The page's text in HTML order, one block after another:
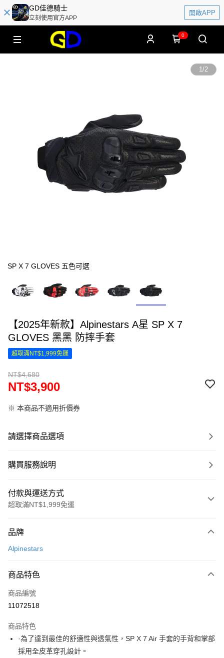
GD佳德騎士
立刻使用官方APP
開啟APP
0
1/2
SP X 7 GLOVES 五色可選
【2025年新款】Alpinestars A星 SP X 7
GLOVES 黑黑 防摔手套
超取滿NT$1,999免運
NT$4,680
NT$3,900
※ 本商品不適用折價券
請選擇商品選項
購買服務說明
付款與運送方式
超取滿NT$1,999免運
信用卡一次付款
3 期 0 利率 每期
合作金庫商業銀行
上海商業儲蓄銀行
臺灣中小企業銀行
匯豐（台灣）商業銀行
華泰商業銀行
聯邦商業銀行
超商取貨付款
LINE Pay
Apple Pay
街口支付
品牌
Alpinestars
商品特色
商品編號
11072518
商品特色
·為了達到最佳的舒適性與透氣性，SP X 7 Air 手套的手背和掌部
採用全皮革穿孔設計。